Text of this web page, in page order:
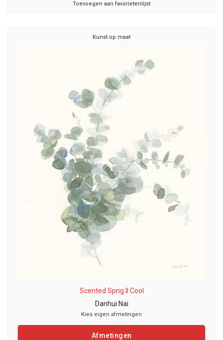
Toevoegen aan favorietenlijst
Kunst op maat
Scented Sprig II Cool
Danhui Nai
Kies eigen afmetingen
Afmetingen